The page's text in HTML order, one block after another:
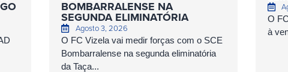
BOMBARRALENSE NA
SEGUNDA ELIMINATÓRIA
Agosto 3, 2026
O FC Vizela vai medir forças com o SCE
Bombarralense na segunda eliminatória
da Taça...
O
à